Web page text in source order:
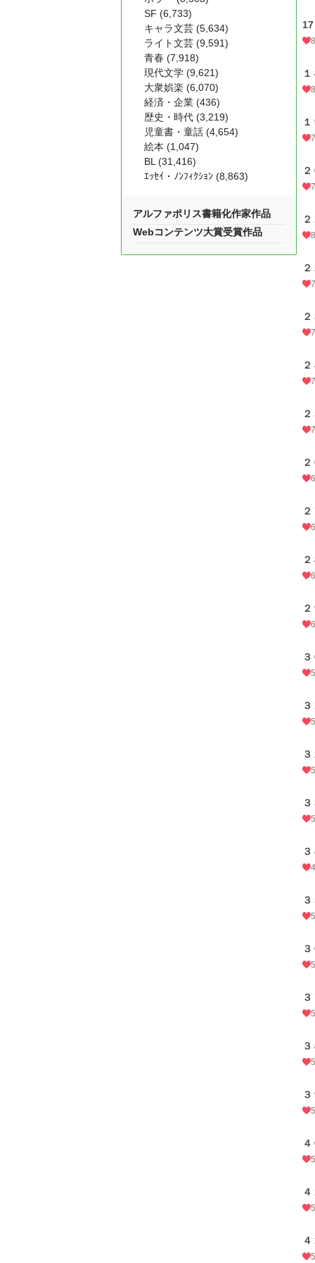
17
１
１
２
２
２
２
２
２
２
２
２
２
３
３
３
３
３
３
３
３
３
３
４
４
４
SF (6,733)
キャラ文芸 (5,634)
ライト文芸 (9,591)
青春 (7,918)
現代文学 (9,621)
大衆娯楽 (6,070)
経済・企業 (436)
歴史・時代 (3,219)
児童書・童話 (4,654)
絵本 (1,047)
BL (31,416)
ｴｯｾｲ・ﾉﾝﾌｨｸｼｮﾝ (8,863)
アルファポリス書籍化作家作品
Webコンテンツ大賞受賞作品